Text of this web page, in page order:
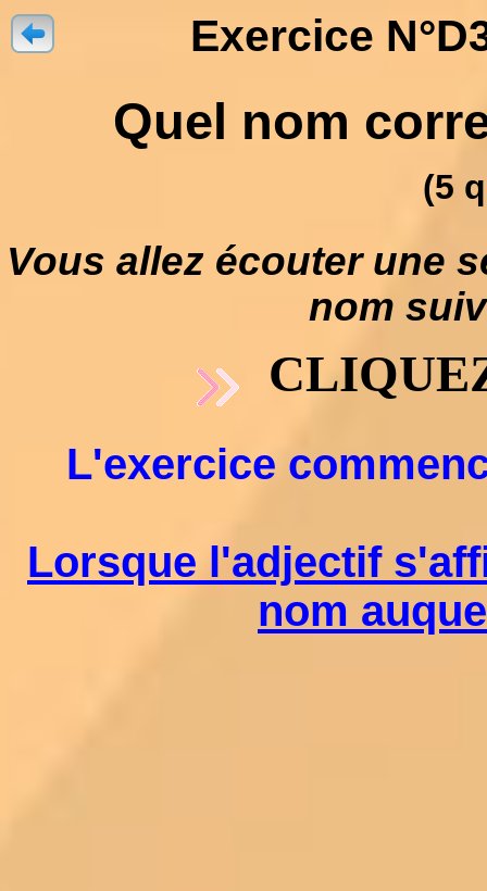
Exercice
Quel nom
(5
Vous allez écouter une
nom
L'exercice
Lorsque l'adjectif
nom